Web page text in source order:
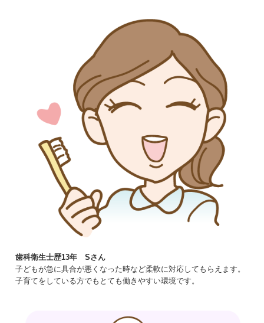
歯科衛生士歴13年 Sさん
子どもが急に具合が悪くなった時など柔軟に対応してもらえます。
子育てをしている方でもとても働きやすい環境です。